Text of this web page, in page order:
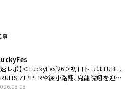
事
速レポ】＜LuckyFes’26＞初日トリはTUBE、
ZIPPERや綾小路翔、鬼龍院翔を迎え
豪華コラボも「知ってたらぜひ一緒に歌っ